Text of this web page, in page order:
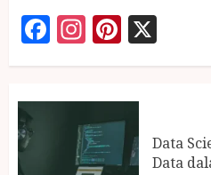
Facebook
Instagram
Pinterest
Data
Data